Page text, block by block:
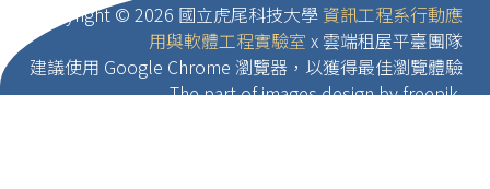
Copyright © 2026 國立虎尾科技大學 資訊工程系行動應
用與軟體工程實驗室 x 雲端租屋平臺團隊
建議使用 Google Chrome 瀏覽器，以獲得最佳瀏覽體驗
The part of images design by freepik.